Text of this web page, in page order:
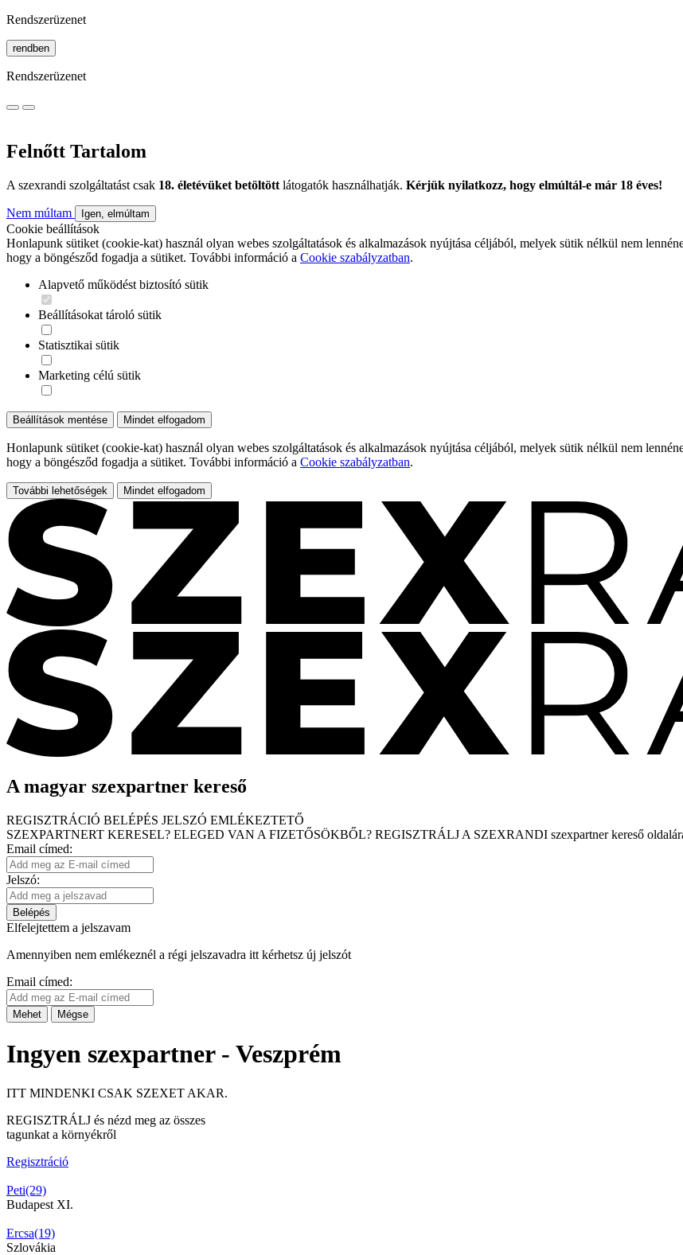
Rendszerüzenet
rendben
Rendszerüzenet
Felnőtt Tartalom
A szexrandi szolgáltatást csak 18. életévüket betöltött látogatók használhatják. Kérjük nyilatkozz, hogy elmúltál-e már 18 éves!
Nem múltam Igen, elmúltam
Cookie beállítások
Honlapunk sütiket (cookie-kat) használ olyan webes szolgáltatások és alkalmazások nyújtása céljából, melyek sütik nélkül nem
hogy a böngésződ fogadja a sütiket. További információ a Cookie szabályzatban.
Alapvető működést biztosító sütik
Beállításokat tároló sütik
Statisztikai sütik
Marketing célú sütik
Beállítások mentése Mindet elfogadom
Honlapunk sütiket (cookie-kat) használ olyan webes szolgáltatások és alkalmazások nyújtása céljából, melyek sütik nélkül nem
hogy a böngésződ fogadja a sütiket. További információ a Cookie szabályzatban.
További lehetőségek Mindet elfogadom
A magyar szexpartner kereső
REGISZTRÁCIÓ BELÉPÉS JELSZÓ EMLÉKEZTETŐ
SZEXPARTNERT KERESEL? ELEGED VAN A FIZETŐSÖKBŐL? REGISZTRÁLJ A SZEXRANDI szexpartner kereső
Email címed:
Jelszó:
Belépés
Elfelejtettem a jelszavam
Amennyiben nem emlékeznél a régi jelszavadra itt kérhetsz új jelszót
Email címed:
Mehet Mégse
Ingyen szexpartner - Veszprém
ITT MINDENKI CSAK SZEXET AKAR.
REGISZTRÁLJ és nézd meg az összes
tagunkat a környékről
Regisztráció
Peti(29)
Budapest XI.
Ercsa(19)
Szlovákia